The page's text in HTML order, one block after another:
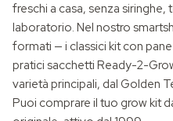
freschi a casa, senza
laboratorio. Nel nostro
formati — i classici kit con
pratici sacchetti Ready-2-
varietà principali, dal Golden
Puoi comprare il tuo grow kit